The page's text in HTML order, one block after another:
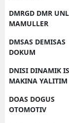
DMRGD DMR
MAMULLER
DMSAS DEMISAS
DOKUM
DNISI DINAMIK
MAKINA YALITIM
DOAS DOGUS
OTOMOTIV